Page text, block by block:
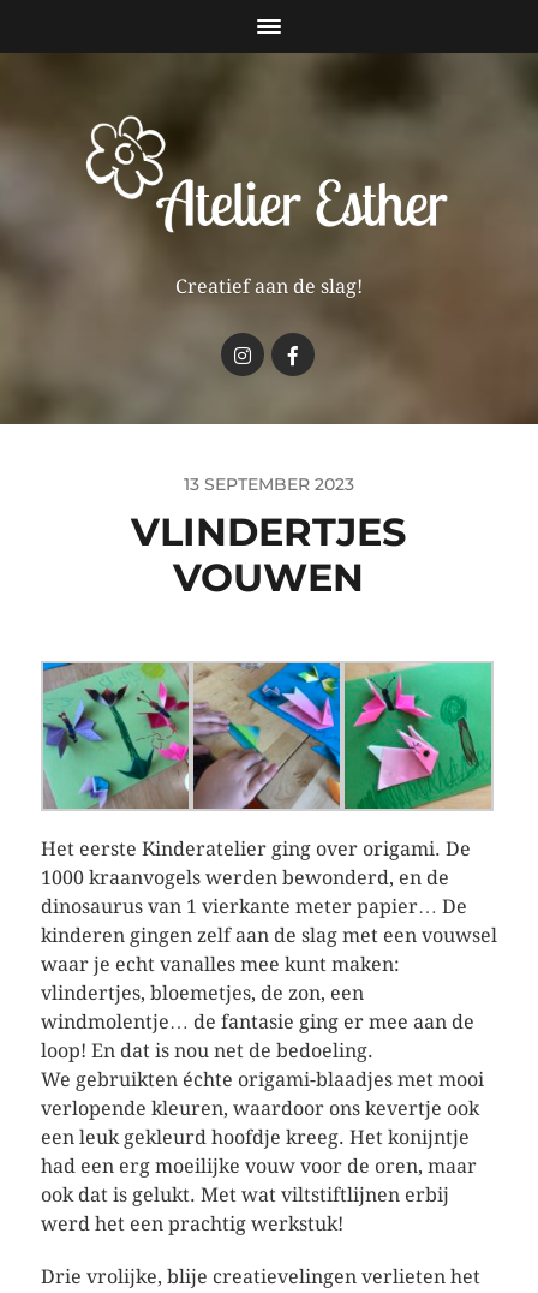
Creatief aan de slag!
13 SEPTEMBER 2023
VLINDERTJES
VOUWEN
Het eerste Kinderatelier ging over origami. De
1000 kraanvogels werden bewonderd, en de
dinosaurus van 1 vierkante meter papier… De
kinderen gingen zelf aan de slag met een vouwsel
waar je echt vanalles mee kunt maken:
vlindertjes, bloemetjes, de zon, een
windmolentje… de fantasie ging er mee aan de
loop! En dat is nou net de bedoeling.
We gebruikten échte origami-blaadjes met mooi
verlopende kleuren, waardoor ons kevertje ook
een leuk gekleurd hoofdje kreeg. Het konijntje
had een erg moeilijke vouw voor de oren, maar
ook dat is gelukt. Met wat viltstiftlijnen erbij
werd het een prachtig werkstuk!
Drie vrolijke, blije creatievelingen verlieten het